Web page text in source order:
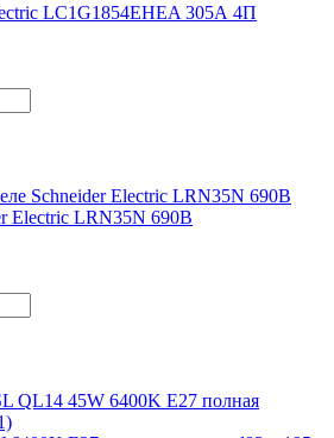
LC1G1854EHEA 305А 4П
Electric LRN35N 690В